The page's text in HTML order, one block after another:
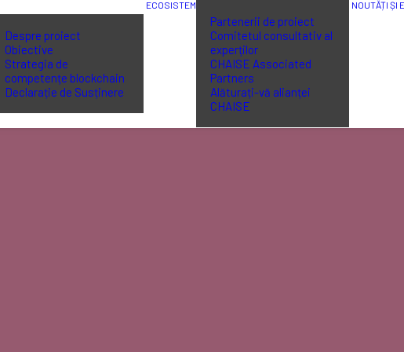
Despre proiect
Obiective
Strategia de
competențe blockchain
Declarație de Susținere
ECOSISTEM
Partenerii de proiect
Comitetul consultativ al
experților
CHAISE Associated
Partners
Alăturați-vă alianței
CHAISE
NOUTĂȚI ȘI